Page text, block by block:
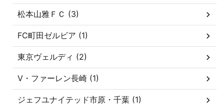
松本山雅ＦＣ (3)
FC町田ゼルビア (1)
東京ヴェルディ (2)
V・ファーレン長崎 (1)
ジェフユナイテッド市原・千葉 (1)